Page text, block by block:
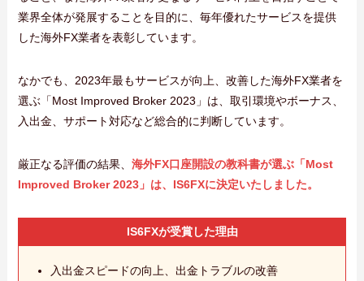
業界全体が発展することを目的に、毎年優れたサービスを提供
した海外FX業者を表彰しています。
なかでも、2023年最もサービスが向上、改善した海外FX業者を
選ぶ「Most Improved Broker 2023」は、取引環境やボーナス、
入出金、サポート対応など総合的に判断しています。
厳正なる評価の結果、海外FX口座開設の教科書が選ぶ「Most
Improved Broker 2023」は、IS6FXに決定いたしました。
IS6FXが受賞した理由
入出金スピードの向上、出金トラブルの改善